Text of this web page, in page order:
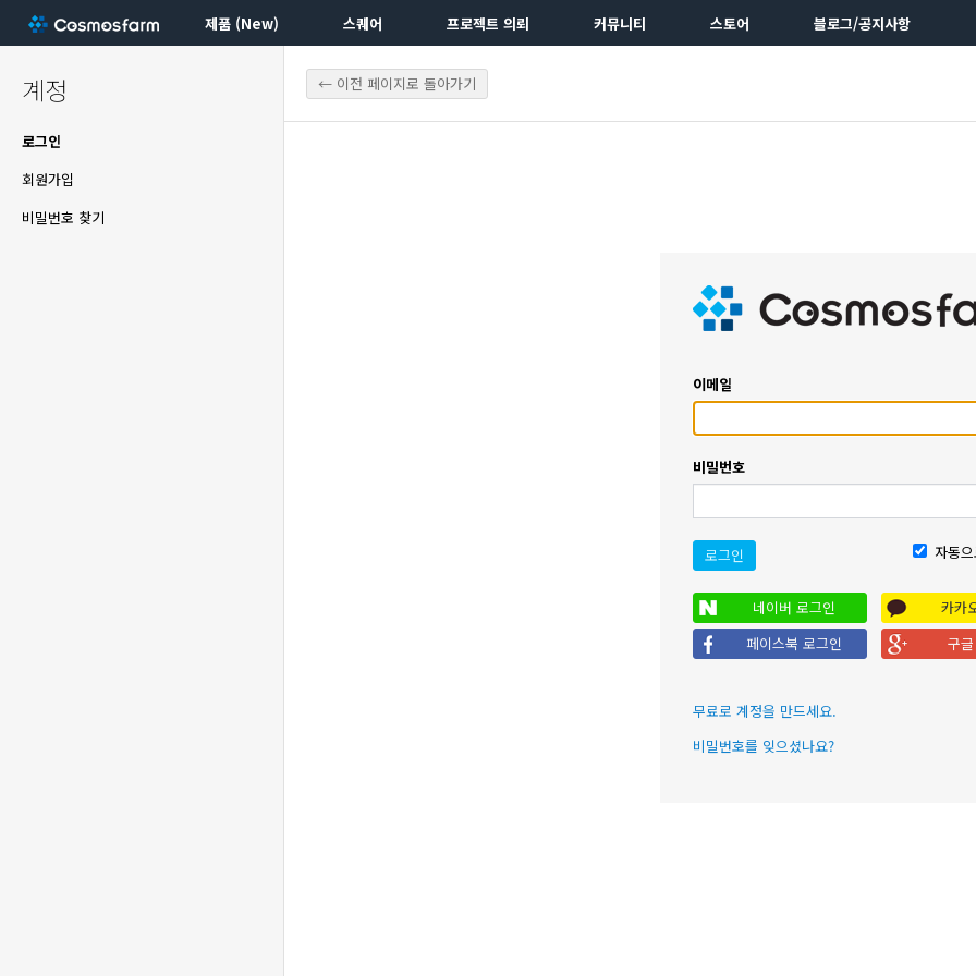
제품 (New) 스퀘어 프로젝트 의뢰 커뮤니티 스토어 블로그/공지사항
계정
로그인
회원가입
비밀번호 찾기
← 이전 페이지로 돌아가기
이메일
비밀번호
로그인 자동
네이버 로그인
카카
페이스북 로그인
구
무료로 계정을 만드세요.
비밀번호를 잊으셨나요?